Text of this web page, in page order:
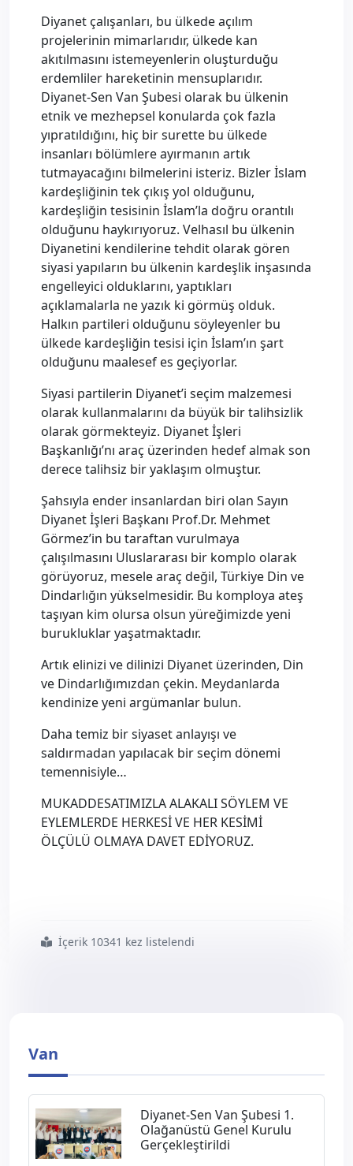
Diyanet çalışanları, bu ülkede açılım
projelerinin mimarlarıdır, ülkede kan
akıtılmasını istemeyenlerin oluşturduğu
erdemliler hareketinin mensuplarıdır.
Diyanet-Sen Van Şubesi olarak bu ülkenin
etnik ve mezhepsel konularda çok fazla
yıpratıldığını, hiç bir surette bu ülkede
insanları bölümlere ayırmanın artık
tutmayacağını bilmelerini isteriz. Bizler İslam
kardeşliğinin tek çıkış yol olduğunu,
kardeşliğin tesisinin İslam’la doğru orantılı
olduğunu haykırıyoruz. Velhasıl bu ülkenin
Diyanetini kendilerine tehdit olarak gören
siyasi yapıların bu ülkenin kardeşlik inşasında
engelleyici olduklarını, yaptıkları
açıklamalarla ne yazık ki görmüş olduk.
Halkın partileri olduğunu söyleyenler bu
ülkede kardeşliğin tesisi için İslam’ın şart
olduğunu maalesef es geçiyorlar.
Siyasi partilerin Diyanet’i seçim malzemesi
olarak kullanmalarını da büyük bir talihsizlik
olarak görmekteyiz. Diyanet İşleri
Başkanlığı’nı araç üzerinden hedef almak son
derece talihsiz bir yaklaşım olmuştur.
Şahsıyla ender insanlardan biri olan Sayın
Diyanet İşleri Başkanı Prof.Dr. Mehmet
Görmez’in bu taraftan vurulmaya
çalışılmasını Uluslararası bir komplo olarak
görüyoruz, mesele araç değil, Türkiye Din ve
Dindarlığın yükselmesidir. Bu komploya ateş
taşıyan kim olursa olsun yüreğimizde yeni
burukluklar yaşatmaktadır.
Artık elinizi ve dilinizi Diyanet üzerinden, Din
ve Dindarlığımızdan çekin. Meydanlarda
kendinize yeni argümanlar bulun.
Daha temiz bir siyaset anlayışı ve
saldırmadan yapılacak bir seçim dönemi
temennisiyle…
MUKADDESATIMIZLA ALAKALI SÖYLEM VE
EYLEMLERDE HERKESİ VE HER KESİMİ
ÖLÇÜLÜ OLMAYA DAVET EDİYORUZ.
#diyanet
#ve
#camiası
#siyasi
#malzeme
#yapılmamalı
İçerik 10341 kez listelendi
Van
Diyanet-Sen Van Şubesi 1.
Olağanüstü Genel Kurulu
Gerçekleştirildi